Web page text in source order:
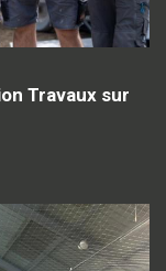
Travaux sur